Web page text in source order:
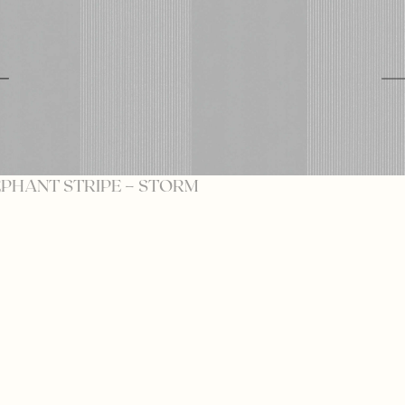
STRIPE – STORM